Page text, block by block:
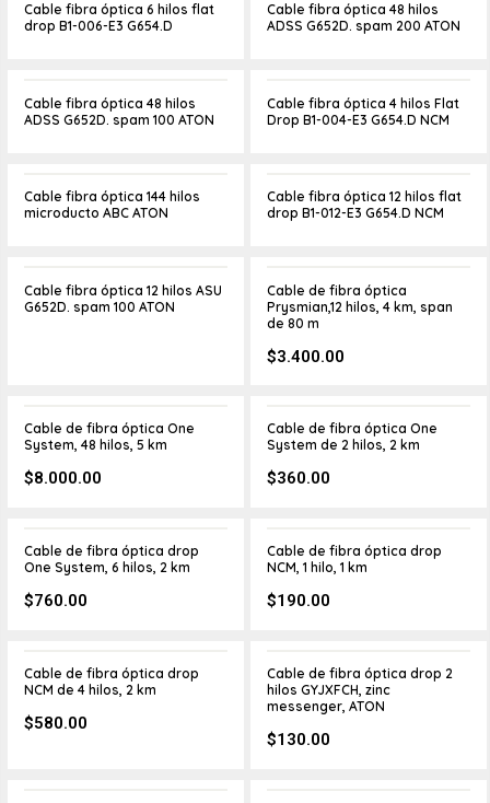
Cable fibra óptica 6 hilos flat
drop B1-006-E3 G654.D
Cable fibra óptica 48 hilos
ADSS G652D. spam 200 ATON
Cable fibra óptica 48 hilos
ADSS G652D. spam 100 ATON
Cable fibra óptica 4 hilos Flat
Drop B1-004-E3 G654.D NCM
Cable fibra óptica 144 hilos
microducto ABC ATON
Cable fibra óptica 12 hilos flat
drop B1-012-E3 G654.D NCM
Cable fibra óptica 12 hilos ASU
G652D. spam 100 ATON
Cable de fibra óptica
Prysmian,12 hilos, 4 km, span
de 80 m
$3.400.00
Cable de fibra óptica One
System, 48 hilos, 5 km
$8.000.00
Cable de fibra óptica One
System de 2 hilos, 2 km
$360.00
Cable de fibra óptica drop
One System, 6 hilos, 2 km
$760.00
Cable de fibra óptica drop
NCM, 1 hilo, 1 km
$190.00
Cable de fibra óptica drop
NCM de 4 hilos, 2 km
$580.00
Cable de fibra óptica drop 2
hilos GYJXFCH, zinc
messenger, ATON
$130.00